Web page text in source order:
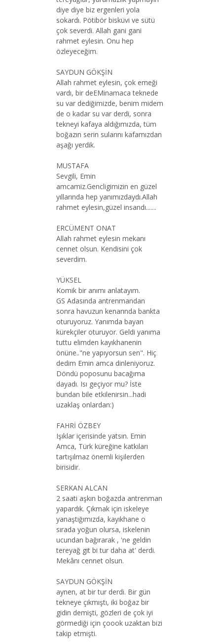
diye diye biz ergenleri yola
sokardı. Pötibör bisküvi ve sütü
çok severdi. Allah gani gani
rahmet eylesin. Onu hep
özleyeceğim.
SAYDUN GÖKŞİN
Allah rahmet eylesin, çok emeği
vardı, bir deEMinamaca teknede
su var dediğimizde, benim midem
de o kadar su var derdi, sonra
tekneyi kafaya aldığımızda, tüm
boğazın serin sularını kafamızdan
aşağı yerdik.
MUSTAFA
Sevgili, Emin
amcamiz.Gencligimizin en güzel
yıllarında hep yanımızdaydı.Allah
rahmet eylesin,güzel insandı.......
ERCÜMENT ONAT
Allah rahmet eylesin mekanı
cennet olsun. Kendisini çok
severdim.
YÜKSEL
Komik bir anımı anlatayım.
GS Adasında antrenmandan
sonra havuzun kenarında bankta
oturuyoruz. Yanımda bayan
kürekçiler oturuyor. Geldi yanıma
tuttu elimden kayıkhanenin
önüne.."ne yapıyorsun sen". Hiç
dedim Emin amca dinleniyoruz.
Döndü poposunu bacağıma
dayadı. Isı geçiyor mu? İste
bundan bile etkilenirsin...hadi
uzaklaş onlardan:)
FAHRİ ÖZBEY
Işıklar içerisinde yatsın. Emin
Amca, Türk küreğine katkıları
tartışılmaz önemli kişilerden
birisidir.
SERKAN ALCAN
2 saati aşkın boğazda antrenman
yapardık. Çıkmak için iskeleye
yanaştığımızda, kayıkhane o
sırada yoğun olursa, iskelenin
ucundan bağırarak , 'ne geldin
tereyağ git bi tur daha at' derdi.
Mekânı cennet olsun.
SAYDUN GÖKŞİN
aynen, at bir tur derdi. Bir gün
tekneye çıkmıştı, iki boğaz bir
gidin demişti, gözleri de çok iyi
görmediği için çoook uzaktan bizi
takip etmişti.